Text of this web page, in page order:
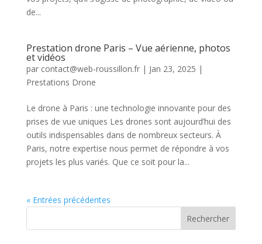
de...
Prestation drone Paris – Vue aérienne, photos
et vidéos
par contact@web-roussillon.fr| Jan 23, 2025 |
Prestations Drone
Le drone à Paris : une technologie innovante pour des
prises de vue uniques Les drones sont aujourd’hui des
outils indispensables dans de nombreux secteurs. À
Paris, notre expertise nous permet de répondre à vos
projets les plus variés. Que ce soit pour la...
« Entrées précédentes
Rechercher